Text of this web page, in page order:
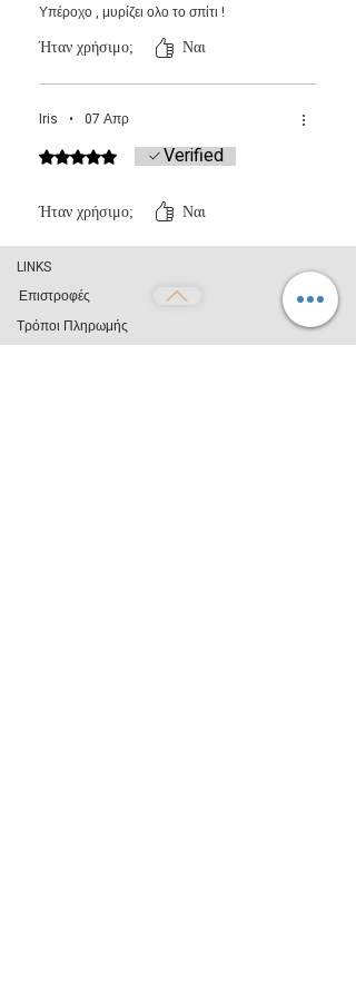
Υπέροχο , μυρίζει ολο το σπίτι !
Ήταν χρήσιμο; Ναι
Iris • 07 Απρ
Βαθμολογήθηκε με 5 από 5 αστέρια.
Verified
Ήταν χρήσιμο; Ναι
LINKS
Επιστροφές
Τρόποι Πληρωμής